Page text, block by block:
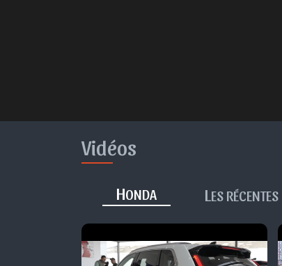
Vidéos
HONDA L ES RÉCENTES